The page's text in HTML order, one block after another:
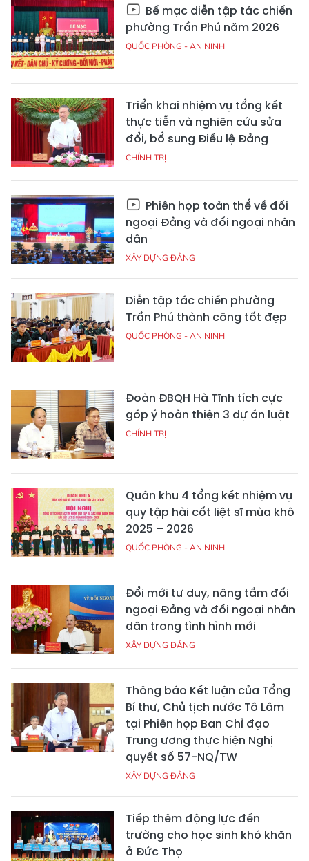
Bế mạc diễn tập tác chiến
phường Trần Phú năm 2026
QUỐC PHÒNG - AN NINH
Triển khai nhiệm vụ tổng kết
thực tiễn và nghiên cứu sửa
đổi, bổ sung Điều lệ Đảng
CHÍNH TRỊ
Phiên họp toàn thể về đối
ngoại Đảng và đối ngoại nhân
dân
XÂY DỰNG ĐẢNG
Diễn tập tác chiến phường
Trần Phú thành công tốt đẹp
QUỐC PHÒNG - AN NINH
Đoàn ĐBQH Hà Tĩnh tích cực
góp ý hoàn thiện 3 dự án luật
CHÍNH TRỊ
Quân khu 4 tổng kết nhiệm vụ
quy tập hài cốt liệt sĩ mùa khô
2025 – 2026
QUỐC PHÒNG - AN NINH
Đổi mới tư duy, nâng tầm đối
ngoại Đảng và đối ngoại nhân
dân trong tình hình mới
XÂY DỰNG ĐẢNG
Thông báo Kết luận của Tổng
Bí thư, Chủ tịch nước Tô Lâm
tại Phiên họp Ban Chỉ đạo
Trung ương thực hiện Nghị
quyết số 57-NQ/TW
XÂY DỰNG ĐẢNG
Tiếp thêm động lực đến
trường cho học sinh khó khăn
ở Đức Thọ